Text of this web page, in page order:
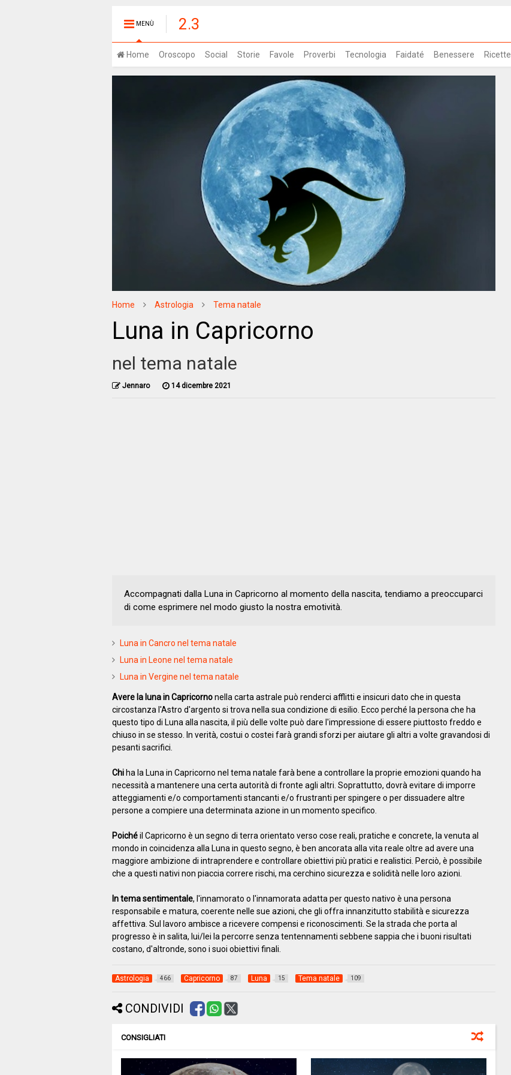
MENÙ 2.3
Home Oroscopo Social Storie Favole Proverbi Tecnologia Faidaté Benessere Ricette
Home Astrologia Tema natale
Luna in Capricorno
nel tema natale
Jennaro 14 dicembre 2021
Accompagnati dalla Luna in Capricorno al momento della nascita, tendiamo a preoccuparci
di come esprimere nel modo giusto la nostra emotività.
Luna in Cancro nel tema natale
Luna in Leone nel tema natale
Luna in Vergine nel tema natale
Avere la luna in Capricornonella carta astrale può renderci afflitti e insicuri dato che in questa
circostanza l'Astro d'argento si trova nella sua condizione di esilio. Ecco perché la persona che ha
questo tipo di Luna alla nascita, il più delle volte può dare l'impressione di essere piuttosto freddo e
chiuso in se stesso. In verità, costui o costei farà grandi sforzi per aiutare gli altri a volte gravandosi di
pesanti sacrifici.
Chiha la Luna in Capricorno nel tema natale farà bene a controllare la proprie emozioni quando ha
necessità a mantenere una certa autorità di fronte agli altri. Soprattutto, dovrà evitare di imporre
atteggiamenti e/o comportamenti stancanti e/o frustranti per spingere o per dissuadere altre
persone a compiere una determinata azione in un momento specifico.
Poichéil Capricorno è un segno di terra orientato verso cose reali, pratiche e concrete, la venuta al
mondo in coincidenza alla Luna in questo segno, è ben ancorata alla vita reale oltre ad avere una
maggiore ambizione di intraprendere e controllare obiettivi più pratici e realistici. Perciò, è possibile
che a questi nativi non piaccia correre rischi, ma cerchino sicurezza e solidità nelle loro azioni.
In tema sentimentale, l'innamorato o l'innamorata adatta per questo nativo è una persona
responsabile e matura, coerente nelle sue azioni, che gli offra innanzitutto stabilità e sicurezza
affettiva. Sul lavoro ambisce a ricevere compensi e riconoscimenti. Se la strada che porta al
progresso è in salita, lui/lei la percorre senza tentennamenti sebbene sappia che i buoni risultati
costano, d'altronde, sono i suoi obiettivi finali.
Astrologia 466 Capricorno 87 Luna 15 Tema natale 109
CONDIVIDI
CONSIGLIATI